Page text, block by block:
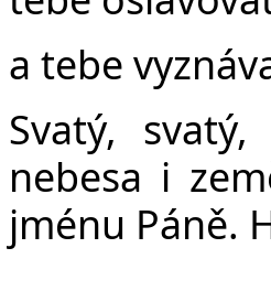
a tebe
Svatý,
nebesa i
jménu Páně.